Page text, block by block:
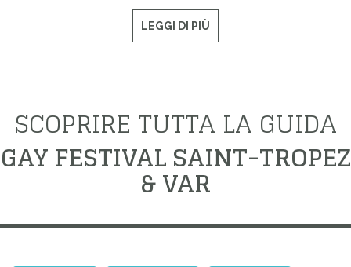
LEGGI DI PIÙ
SCOPRIRE TUTTA LA GUIDA
GAY FESTIVAL SAINT-TROPEZ
& VAR